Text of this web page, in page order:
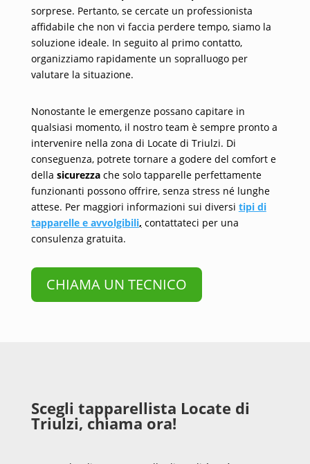
sorprese. Pertanto, se cercate un professionista
affidabile che non vi faccia perdere tempo, siamo la
soluzione ideale. In seguito al primo contatto,
organizziamo rapidamente un sopralluogo per
valutare la situazione.
Nonostante le emergenze possano capitare in
qualsiasi momento, il nostro team è sempre pronto a
intervenire nella zona di Locate di Triulzi. Di
conseguenza, potrete tornare a godere del comfort e
della sicurezzache solo tapparelle perfettamente
funzionanti possono offrire, senza stress né lunghe
attese. Per maggiori informazioni sui diversi tipi di
tapparelle e avvolgibili, contattateci per una
consulenza gratuita.
CHIAMA UN TECNICO
Scegli tapparellista Locate di
Triulzi, chiama ora!